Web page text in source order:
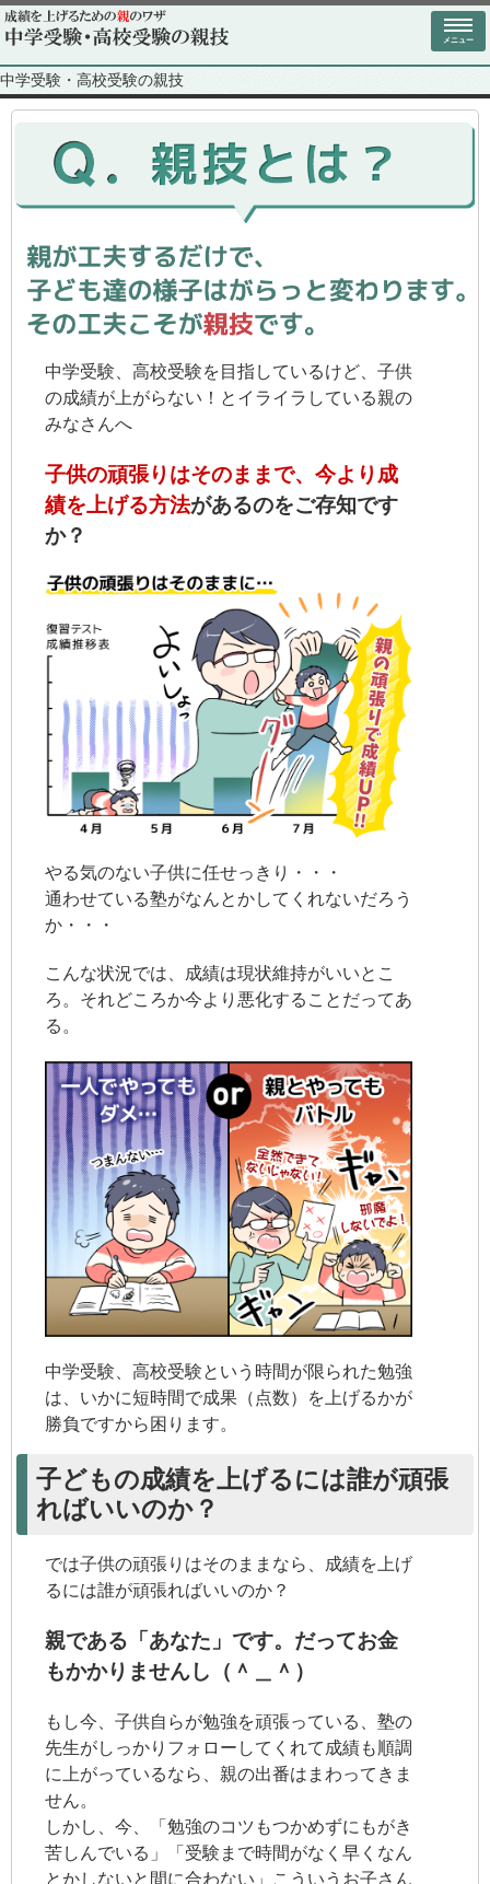
メニュー
中学受験・高校受験の親技
中学受験、高校受験を目指しているけど、子供
の成績が上がらない！とイライラしている親の
みなさんへ
子供の頑張りはそのままで、今より成
績を上げる方法があるのをご存知です
か？
やる気のない子供に任せっきり・・・
通わせている塾がなんとかしてくれないだろう
か・・・
こんな状況では、成績は現状維持がいいとこ
ろ。それどころか今より悪化することだってあ
る。
中学受験、高校受験という時間が限られた勉強
は、いかに短時間で成果（点数）を上げるかが
勝負ですから困ります。
子どもの成績を上げるには誰が頑張
ればいいのか？
では子供の頑張りはそのままなら、成績を上げ
るには誰が頑張ればいいのか？
親である「あなた」です。だってお金
もかかりませんし（＾＿＾）
もし今、子供自らが勉強を頑張っている、塾の
先生がしっかりフォローしてくれて成績も順調
に上がっているなら、親の出番はまわってきま
せん。
しかし、今、「勉強のコツもつかめずにもがき
苦しんでいる」「受験まで時間がなく早くなん
とかしないと間に合わない」こういうお子さん